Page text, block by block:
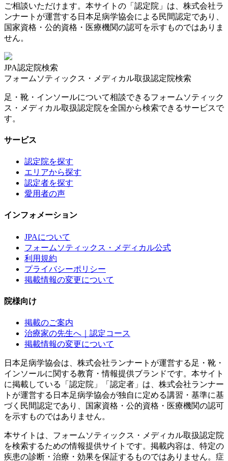
ご相談いただけます。本サイトの「認定院」は、株式会社ラ
ンナートが運営する日本足病学協会による民間認定であり、
国家資格・公的資格・医療機関の認可を示すものではありま
せん。
JPA認定院検索
フォームソティックス・メディカル取扱認定院検索
足・靴・インソールについて相談できるフォームソティック
ス・メディカル取扱認定院を全国から検索できるサービスで
す。
サービス
認定院を探す
エリアから探す
認定者を探す
愛用者の声
インフォメーション
JPAについて
フォームソティックス・メディカル公式
利用規約
プライバシーポリシー
掲載情報の変更について
院様向け
掲載のご案内
治療家の先生へ｜認定コース
掲載情報の変更について
日本足病学協会は、株式会社ランナートが運営する足・靴・
インソールに関する教育・情報提供ブランドです。本サイト
に掲載している「認定院」「認定者」は、株式会社ランナー
トが運営する日本足病学協会が独自に定める講習・基準に基
づく民間認定であり、国家資格・公的資格・医療機関の認可
を示すものではありません。
本サイトは、フォームソティックス・メディカル取扱認定院
を検索するための情報提供サイトです。掲載内容は、特定の
疾患の診断・治療・効果を保証するものではありません。症